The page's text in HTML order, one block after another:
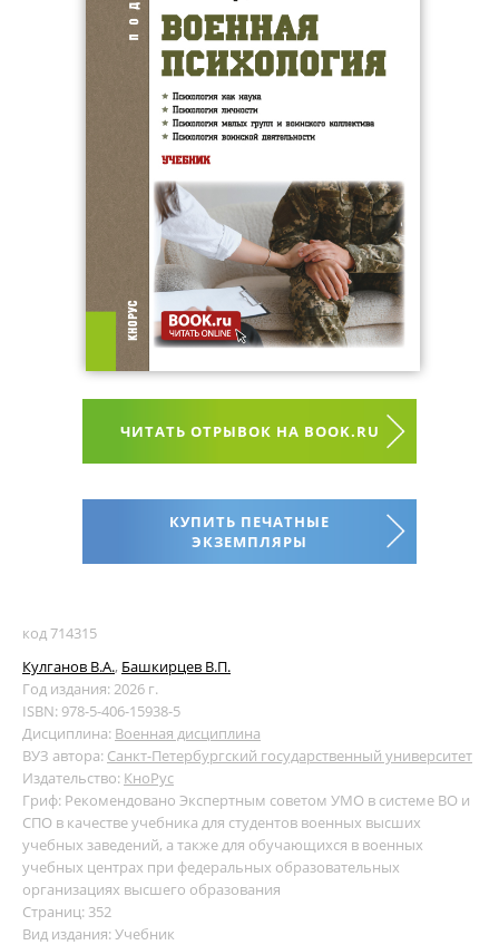
ЧИТАТЬ ОТРЫВОК НА BOOK.RU
КУПИТЬ ПЕЧАТНЫЕ
ЭКЗЕМПЛЯРЫ
код 714315
Кулганов В.А., Башкирцев В.П.
Год издания: 2026 г.
ISBN: 978-5-406-15938-5
Дисциплина: Военная дисциплина
ВУЗ автора: Санкт-Петербургский государственный университет
Издательство: КноРус
Гриф: Рекомендовано Экспертным советом УМО в системе ВО и
СПО в качестве учебника для студентов военных высших
учебных заведений, а также для обучающихся в военных
учебных центрах при федеральных образовательных
организациях высшего образования
Страниц: 352
Вид издания: Учебник